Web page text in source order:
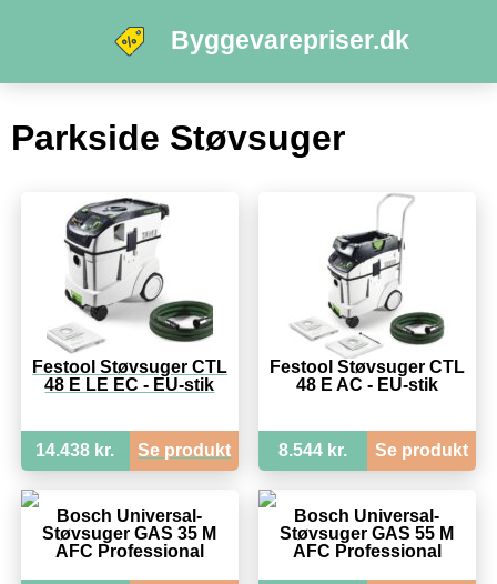
Byggevarepriser.dk
Parkside Støvsuger
Festool Støvsuger CTL
48 E LE EC - EU-stik
14.438 kr. Se produkt
Festool Støvsuger CTL
48 E AC - EU-stik
8.544 kr. Se produkt
Bosch Universal-
Støvsuger GAS 35 M
AFC Professional
Bosch Universal-
Støvsuger GAS 55 M
AFC Professional